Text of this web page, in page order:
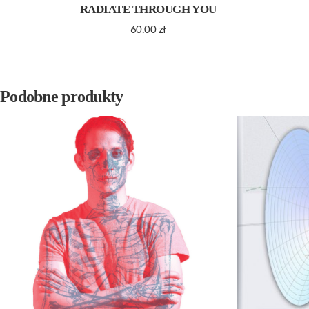
RADIATE THROUGH YOU
60.00 zł
Podobne produkty